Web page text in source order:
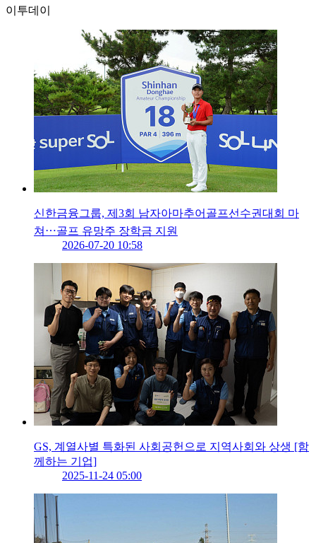
이투데이
신한금융그룹, 제3회 남자아마추어골프선수권대회 마
쳐⋯골프 유망주 장학금 지원
2026-07-20 10:58
GS, 계열사별 특화된 사회공헌으로 지역사회와 상생 [함
께하는 기업]
2025-11-24 05:00